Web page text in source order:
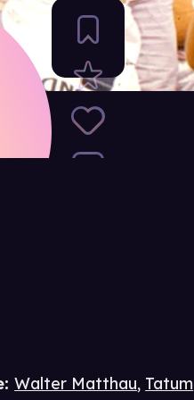
:Walter Matthau, Tatum